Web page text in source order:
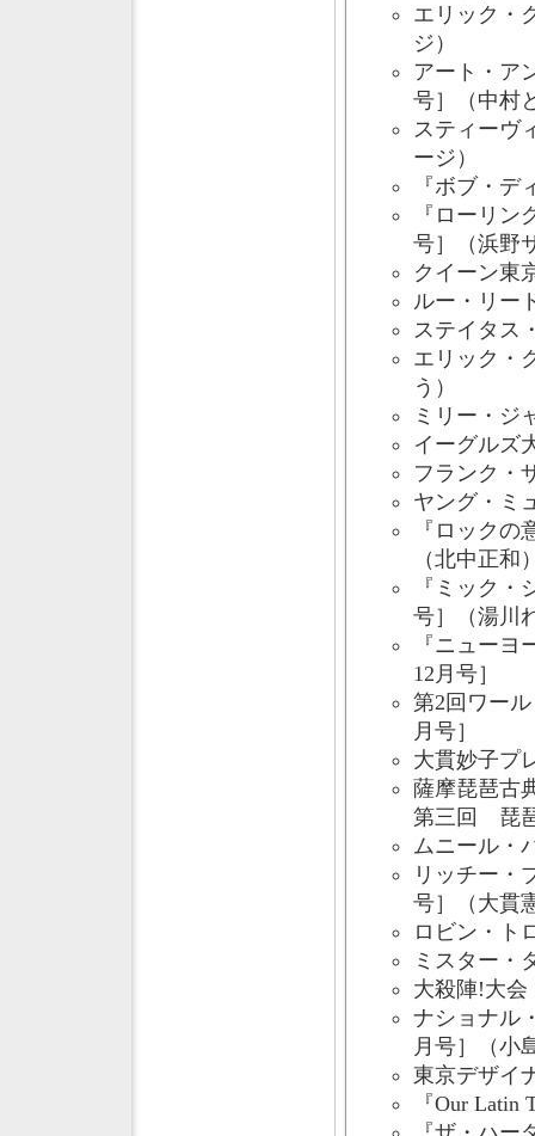
エリック・
ジ）
アート・ア
号］（中村
スティーヴ
ージ）
『ボブ・
『ローリ
号］（浜野
クイーン東
ルー・リー
ステイタス
エリック・
う）
ミリー・ジ
イーグルズ
フランク・
ヤング・ミ
『ロック
（北中正和
『ミック
号］（湯川
『ニュー
12月号］
第2回ワー
月号］
大貫妙子プ
薩摩琵琶古
第三回 琵
ムニール・
リッチー・
号］（大貫
ロビン・ト
ミスター・
大殺陣!大会
ナショナル
月号］（小
東京デザイ
『Our